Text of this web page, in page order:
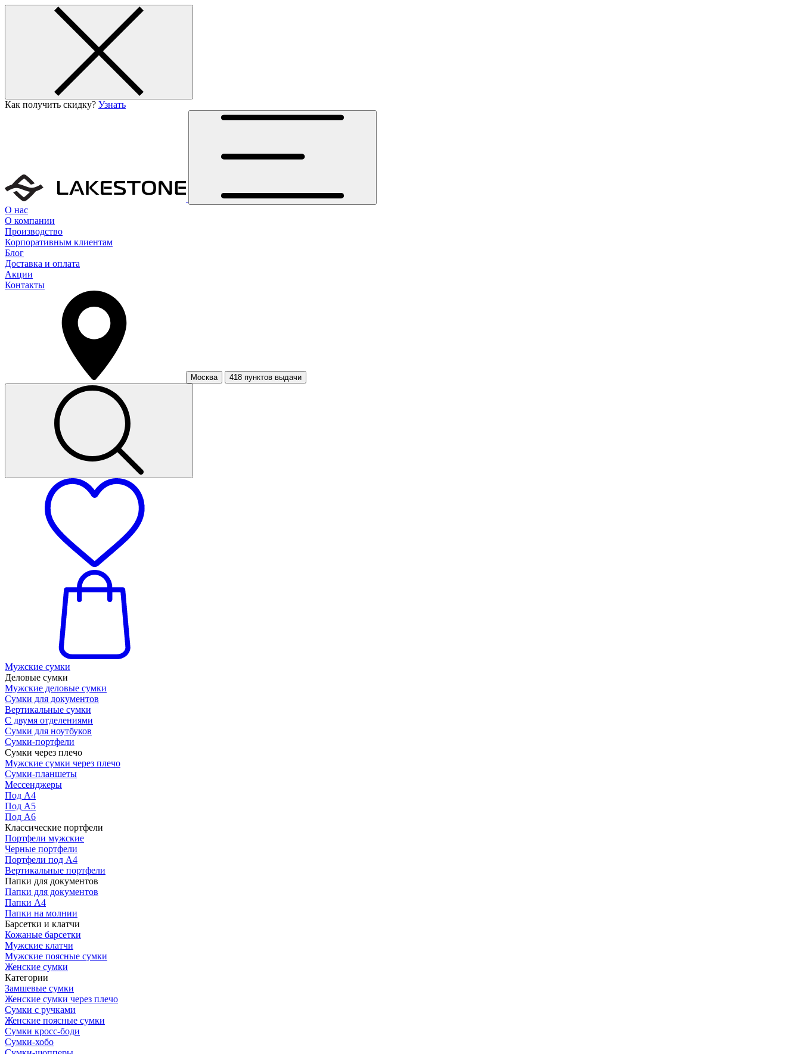
Как получить скидку? Узнать
О нас
О компании
Производство
Корпоративным клиентам
Блог
Доставка и оплата
Акции
Контакты
Москва 418 пунктов выдачи
Мужские сумки
Деловые сумки
Мужские деловые сумки
Сумки для документов
Вертикальные сумки
С двумя отделениями
Сумки для ноутбуков
Сумки-портфели
Сумки через плечо
Мужские сумки через плечо
Сумки-планшеты
Мессенджеры
Под А4
Под А5
Под А6
Классические портфели
Портфели мужские
Черные портфели
Портфели под А4
Вертикальные портфели
Папки для документов
Папки для документов
Папки А4
Папки на молнии
Барсетки и клатчи
Кожаные барсетки
Мужские клатчи
Мужские поясные сумки
Женские сумки
Категории
Замшевые сумки
Женские сумки через плечо
Сумки с ручками
Женские поясные сумки
Сумки кросс-боди
Сумки-хобо